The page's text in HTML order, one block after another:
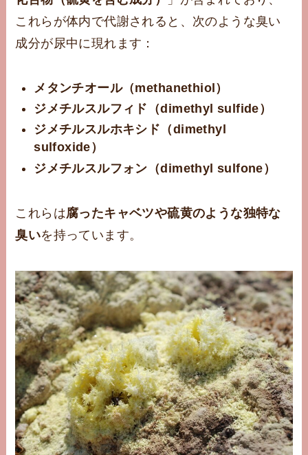
これらが体内で代謝されると、次のような臭い
成分が尿中に現れます：
メタンチオール（methanethiol）
ジメチルスルフィド（dimethyl sulfide）
ジメチルスルホキシド（dimethyl
sulfoxide）
ジメチルスルフォン（dimethyl sulfone）
これらは腐ったキャベツや硫黄のような独特な
臭いを持っています。